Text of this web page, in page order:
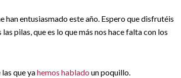
han entusiasmado este año. Espero que disfrutéis
pilas, que es lo que más nos hace falta con los
las que yahemos hablado un poquillo.